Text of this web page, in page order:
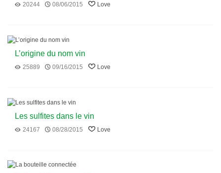
20244 08/06/2015 Love
L’origine du nom vin
25889 09/16/2015 Love
Les sulfites dans le vin
24167 08/28/2015 Love